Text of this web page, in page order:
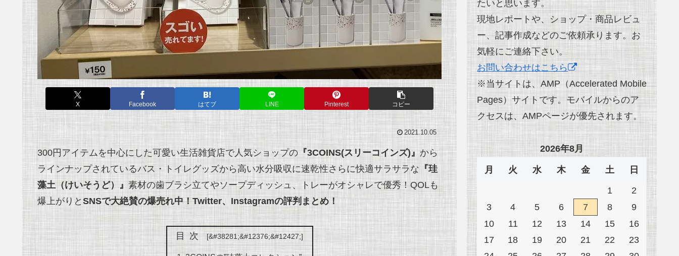
X Facebook はてブ LINE Pinterest コピー
2021.10.05
300円アイテムを中心にした可愛い生活雑貨店で人気ショップの 『3COINS(スリーコインズ)』 から
ラインナップされているバス・トイレグッズから高い水分吸収に速乾性さらに快適サラサラな 『珪
藻土（けいそうど）』 素材の歯ブラシ立てやソープディッシュ、トレーがオシャレで優秀！QOLも
爆上がりと SNSで大絶賛の爆売れ中！Twitter、Instagramの評判まとめ！
目次
たいと思います。
現地レポートや、ショップ・商品レビュ
ー、記事作成などのご依頼承ります。お
気軽にご連絡下さい。
お問い合わせはこちら
※当サイトは、AMP（Accelerated Mobile
Pages）サイトです。モバイルからのア
クセスは、AMPページが優先されます。
2026年8月
月 火 水 木 金 土 日
1
2
3
4 5 6 7 8
9
10
11 12 13 14 15
16
17
18 19 20 21 22
23